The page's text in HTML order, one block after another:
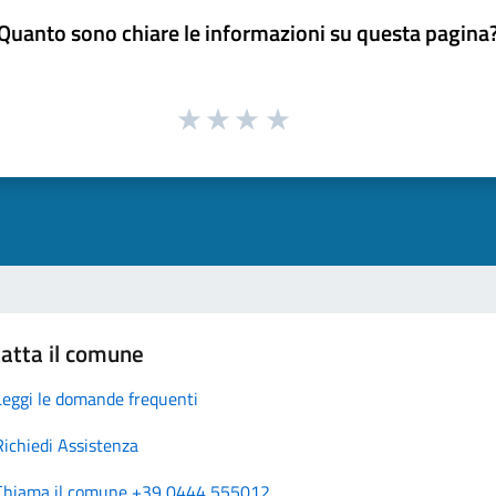
sono chiare le informazioni su questa
il comune
le domande frequenti
Assistenza